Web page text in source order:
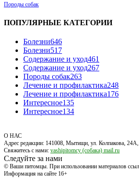
Породы собак
ПОПУЛЯРНЫЕ КАТЕГОРИИ
Болезни646
Болезни517
Содержание и уход461
Содержание и уход267
Породы собак263
Лечение и профилактика248
Лечение и профилактика176
Интересное135
Интересное134
О НАС
Адрес редакции: 141008, Мытищи, ул. Колпакова,
Свяжитесь с нами: vashipitomcy (собака) mail.ru
Следуйте за нами
© Ваши питомцы. При использовании материалов
Информация на сайте 16+